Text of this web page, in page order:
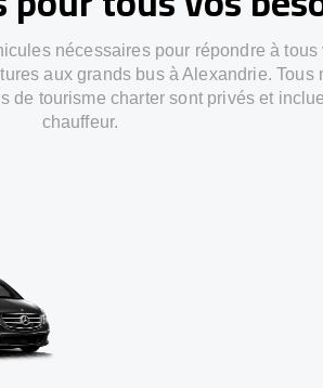
nécessaires pour répondre à tous
aux grands bus à Alexandrie. Tous
de tourisme charter sont privés et
chauffeur.